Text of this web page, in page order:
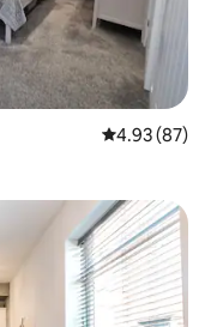
औसत रेटिंग 5 में
4.93 (87)